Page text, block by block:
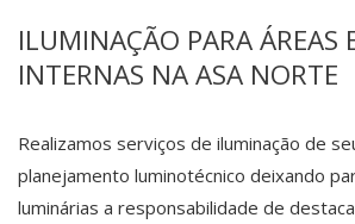
ILUMINAÇÃO PARA ÁREAS
INTERNAS NA ASA NORTE
Realizamos serviços de iluminação de
planejamento luminotécnico deixando
luminárias a responsabilidade de